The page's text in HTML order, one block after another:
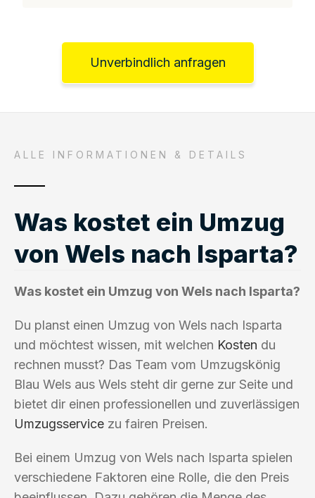
Unverbindlich anfragen
ALLE INFORMATIONEN & DETAILS
Was kostet ein Umzug
von Wels nach Isparta?
Was kostet ein Umzug von Wels nach Isparta?
Du planst einen Umzug von Wels nach Isparta
und möchtest wissen, mit welchen Kosten du
rechnen musst? Das Team vom Umzugskönig
Blau Wels aus Wels steht dir gerne zur Seite und
bietet dir einen professionellen und zuverlässigen
Umzugsservice zu fairen Preisen.
Bei einem Umzug von Wels nach Isparta spielen
verschiedene Faktoren eine Rolle, die den Preis